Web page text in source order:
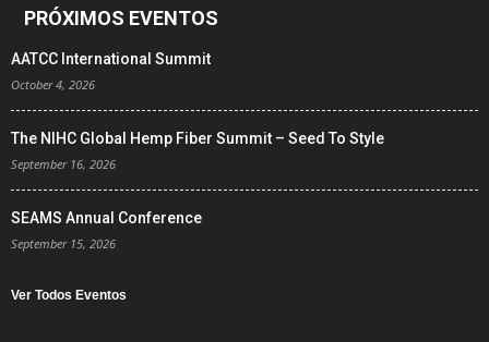
PRÓXIMOS EVENTOS
AATCC International Summit
October 4, 2026
The NIHC Global Hemp Fiber Summit – Seed To Style
September 16, 2026
SEAMS Annual Conference
September 15, 2026
Ver Todos Eventos